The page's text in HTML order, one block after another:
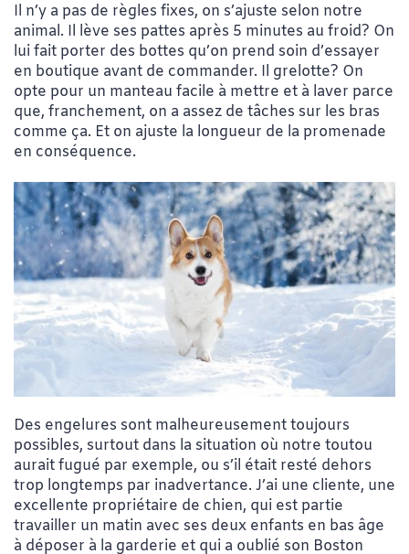
Il n’y a pas de règles fixes, on s’ajuste selon notre
animal. Il lève ses pattes après 5 minutes au froid? On
lui fait porter des bottes qu’on prend soin d’essayer
en boutique avant de commander. Il grelotte? On
opte pour un manteau facile à mettre et à laver parce
que, franchement, on a assez de tâches sur les bras
comme ça. Et on ajuste la longueur de la promenade
en conséquence.
Des engelures sont malheureusement toujours
possibles, surtout dans la situation où notre toutou
aurait fugué par exemple, ou s’il était resté dehors
trop longtemps par inadvertance. J’ai une cliente, une
excellente propriétaire de chien, qui est partie
travailler un matin avec ses deux enfants en bas âge
à déposer à la garderie et qui a oublié son Boston